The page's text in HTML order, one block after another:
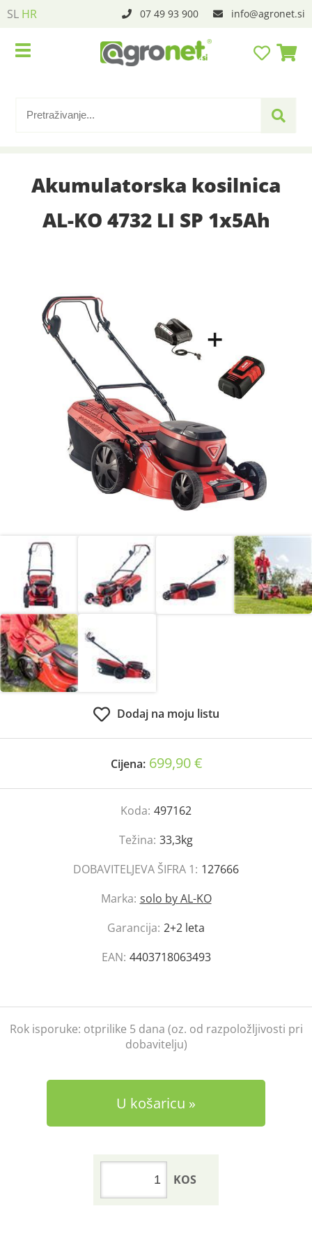
SL HR 07 49 93 900 info agronet.si
Akumulatorska kosilnica
AL-KO 4732 LI SP 1x5Ah
Dodaj na moju listu
Cijena: 699,90 €
Koda: 497162
Težina: 33,3kg
DOBAVITELJEVA ŠIFRA 1: 127666
Marka: solo by AL-KO
Garancija: 2+2 leta
EAN: 4403718063493
Rok isporuke: otprilike 5 dana (oz. od razpoložljivosti pri
dobavitelju)
U košaricu
KOS